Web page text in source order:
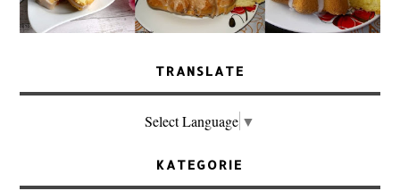
TRANSLATE
Select Language ▼
KATEGORIE